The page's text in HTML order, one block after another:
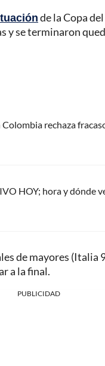
de la Copa
se terminaron
rechaza
HOY; hora y dónde
de mayores (Italia
a la final.
PUBLICIDAD